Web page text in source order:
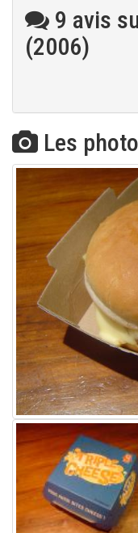
9 avis
(2006)
Les